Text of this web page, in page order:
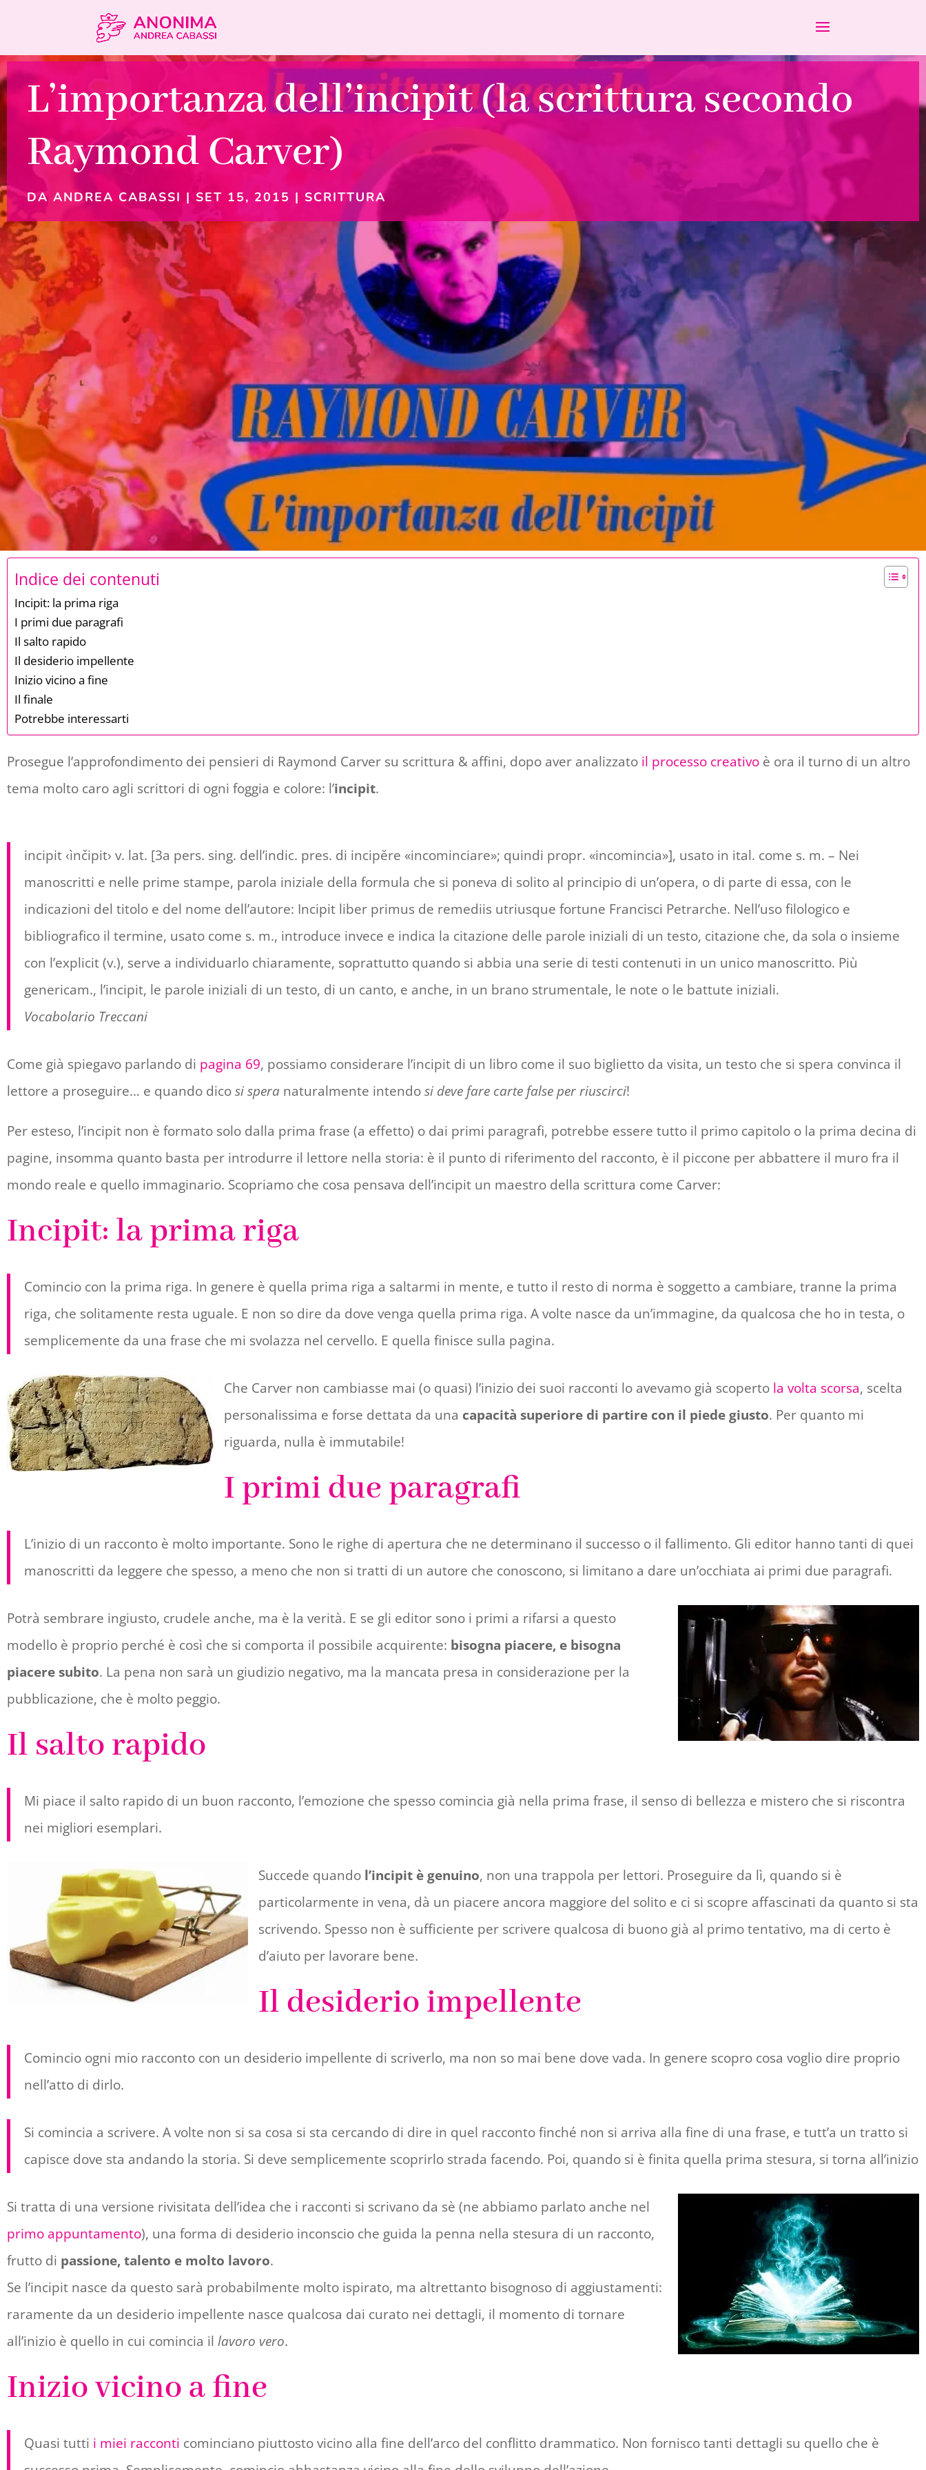
L’importanza dell’incipit (la scrittura secondo
Raymond Carver)
DA ANDREA CABASSI | SET 15, 2015 | SCRITTURA
Indice dei contenuti
Incipit: la prima riga
I primi due paragrafi
Il salto rapido
Il desiderio impellente
Inizio vicino a fine
Il finale
Potrebbe interessarti
Prosegue l’approfondimento dei pensieri di Raymond Carver su scrittura & affini, dopo aver analizzato il processo creativo è ora il turno di un altro
tema molto caro agli scrittori di ogni foggia e colore: l’incipit.
incipit ‹ìnčipit› v. lat. [3a pers. sing. dell’indic. pres. di incipĕre «incominciare»; quindi propr. «incomincia»], usato in ital. come s. m. – Nei
manoscritti e nelle prime stampe, parola iniziale della formula che si poneva di solito al principio di un’opera, o di parte di essa, con le
indicazioni del titolo e del nome dell’autore: Incipit liber primus de remediis utriusque fortune Francisci Petrarche. Nell’uso filologico e
bibliografico il termine, usato come s. m., introduce invece e indica la citazione delle parole iniziali di un testo, citazione che, da sola o insieme
con l’explicit (v.), serve a individuarlo chiaramente, soprattutto quando si abbia una serie di testi contenuti in un unico manoscritto. Più
genericam., l’incipit, le parole iniziali di un testo, di un canto, e anche, in un brano strumentale, le note o le battute iniziali.
Vocabolario Treccani
Come già spiegavo parlando di pagina 69, possiamo considerare l’incipit di un libro come il suo biglietto da visita, un testo che si spera convinca il
lettore a proseguire… e quando dicosi spera naturalmente intendosi deve fare carte false per riuscirci!
Per esteso, l’incipit non è formato solo dalla prima frase (a effetto) o dai primi paragrafi, potrebbe essere tutto il primo capitolo o la prima decina di
pagine, insomma quanto basta per introdurre il lettore nella storia: è il punto di riferimento del racconto, è il piccone per abbattere il muro fra il
mondo reale e quello immaginario. Scopriamo che cosa pensava dell’incipit un maestro della scrittura come Carver:
Incipit: la prima riga
Comincio con la prima riga. In genere è quella prima riga a saltarmi in mente, e tutto il resto di norma è soggetto a cambiare, tranne la prima
riga, che solitamente resta uguale. E non so dire da dove venga quella prima riga. A volte nasce da un’immagine, da qualcosa che ho in testa, o
semplicemente da una frase che mi svolazza nel cervello. E quella finisce sulla pagina.
Che Carver non cambiasse mai (o quasi) l’inizio dei suoi racconti lo avevamo già scoperto la volta scorsa, scelta
personalissima e forse dettata da una capacità superiore di partire con il piede giusto. Per quanto mi
riguarda, nulla è immutabile!
I primi due paragrafi
L’inizio di un racconto è molto importante. Sono le righe di apertura che ne determinano il successo o il fallimento. Gli editor hanno tanti di quei
manoscritti da leggere che spesso, a meno che non si tratti di un autore che conoscono, si limitano a dare un’occhiata ai primi due paragrafi.
Potrà sembrare ingiusto, crudele anche, ma è la verità. E se gli editor sono i primi a rifarsi a questo
modello è proprio perché è così che si comporta il possibile acquirente: bisogna piacere, e bisogna
piacere subito. La pena non sarà un giudizio negativo, ma la mancata presa in considerazione per la
pubblicazione, che è molto peggio.
Il salto rapido
Mi piace il salto rapido di un buon racconto, l’emozione che spesso comincia già nella prima frase, il senso di bellezza e mistero che si riscontra
nei migliori esemplari.
Succede quando l’incipit è genuino, non una trappola per lettori. Proseguire da lì, quando si è
particolarmente in vena, dà un piacere ancora maggiore del solito e ci si scopre affascinati da quanto si sta
scrivendo. Spesso non è sufficiente per scrivere qualcosa di buono già al primo tentativo, ma di certo è
d’aiuto per lavorare bene.
Il desiderio impellente
Comincio ogni mio racconto con un desiderio impellente di scriverlo, ma non so mai bene dove vada. In genere scopro cosa voglio dire proprio
nell’atto di dirlo.
Si comincia a scrivere. A volte non si sa cosa si sta cercando di dire in quel racconto finché non si arriva alla fine di una frase, e tutt’a un tratto si
capisce dove sta andando la storia. Si deve semplicemente scoprirlo strada facendo. Poi, quando si è finita quella prima stesura, si torna all’inizio
Si tratta di una versione rivisitata dell’idea che i racconti si scrivano da sè (ne abbiamo parlato anche nel
primo appuntamento), una forma di desiderio inconscio che guida la penna nella stesura di un racconto,
frutto di passione, talento e molto lavoro.
Se l’incipit nasce da questo sarà probabilmente molto ispirato, ma altrettanto bisognoso di aggiustamenti:
raramente da un desiderio impellente nasce qualcosa dai curato nei dettagli, il momento di tornare
all’inizio è quello in cui comincia il lavoro vero.
Inizio vicino a fine
Quasi tutti i miei racconti cominciano piuttosto vicino alla fine dell’arco del conflitto drammatico. Non fornisco tanti dettagli su quello che è